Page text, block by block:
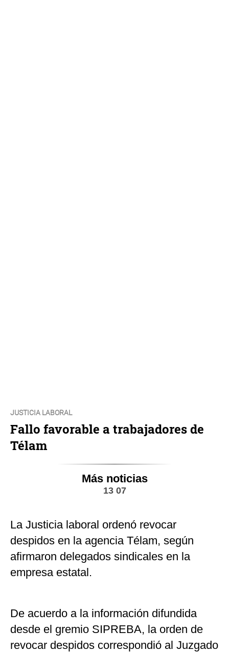
JUSTICIA LABORAL
Fallo favorable a trabajadores de
Télam
Más noticias
13 07
La Justicia laboral ordenó revocar
despidos en la agencia Télam, según
afirmaron delegados sindicales en la
empresa estatal.
De acuerdo a la información difundida
desde el gremio SIPREBA, la orden de
revocar despidos correspondió al Juzgado